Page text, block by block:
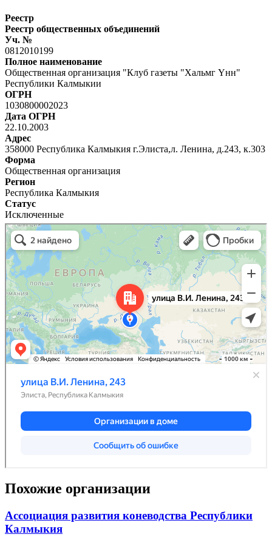
Реестр
Реестр общественных объединений
Уч. №
0812010199
Полное наименование
Общественная организация "Клуб газеты "Хальмг Yнн"
Республики Калмыкии
ОГРН
1030800002023
Дата ОГРН
22.10.2003
Адрес
358000 Республика Калмыкия г.Элиста,л. Ленина, д.243, к.303
Форма
Общественная организация
Регион
Республика Калмыкия
Статус
Исключенные
Похожие организации
Ассоциация развития коневодства Республики
Калмыкия